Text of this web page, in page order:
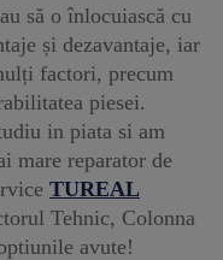
să o înlocuiască cu
și dezavantaje, iar
factori, precum
piesei.
in piata si am
mare reparator de
TUREAL
Tehnic, Colonna
avute!